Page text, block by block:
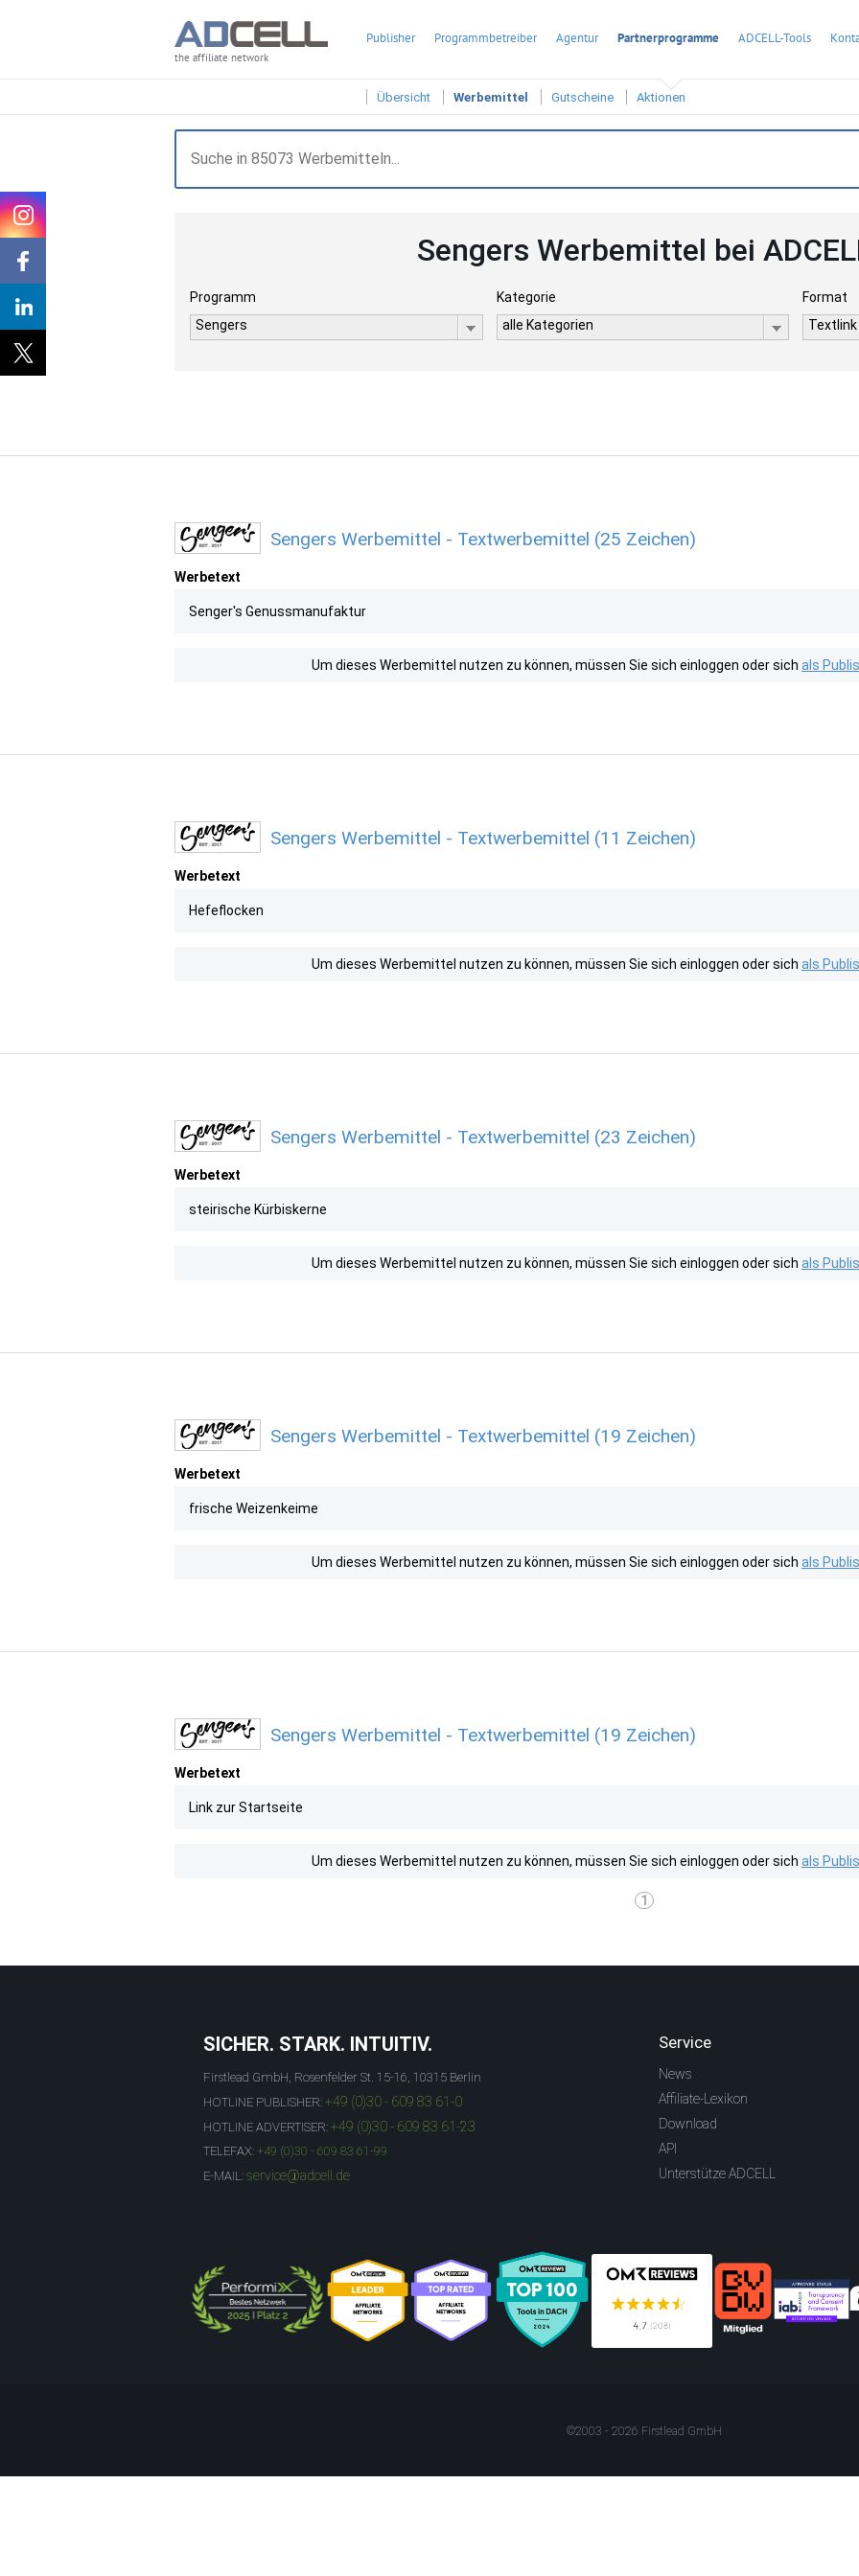
the affiliate network
Publisher Programmbetreiber Agentur Partnerprogramme ADCELL-Tools
Übersicht Werbemittel Gutscheine Aktionen
Sengers Werbemittel bei
Programm
Sengers
Kategorie
alle Kategorien
Format
Textlink
Sengers Werbemittel - Textwerbemittel (25 Zeichen)
Werbetext
Senger's Genussmanufaktur
Um dieses Werbemittel nutzen zu können, müssen Sie sich einloggen oder sich als
Sengers Werbemittel - Textwerbemittel (11 Zeichen)
Werbetext
Hefeflocken
Um dieses Werbemittel nutzen zu können, müssen Sie sich einloggen oder sich als
Sengers Werbemittel - Textwerbemittel (23 Zeichen)
Werbetext
steirische Kürbiskerne
Um dieses Werbemittel nutzen zu können, müssen Sie sich einloggen oder sich als
Sengers Werbemittel - Textwerbemittel (19 Zeichen)
Werbetext
frische Weizenkeime
Um dieses Werbemittel nutzen zu können, müssen Sie sich einloggen oder sich als
Sengers Werbemittel - Textwerbemittel (19 Zeichen)
Werbetext
Link zur Startseite
Um dieses Werbemittel nutzen zu können, müssen Sie sich einloggen oder sich als
1
SICHER. STARK. INTUITIV.
Firstlead GmbH, Rosenfelder St. 15-16, 10315 Berlin
HOTLINE PUBLISHER: +49 (0)30 - 609 83 61-0
HOTLINE ADVERTISER: +49 (0)30 - 609 83 61-23
TELEFAX: +49 (0)30 - 609 83 61-99
E-MAIL: service@adcell.de
Service
News
Affiliate-Lexikon
Download
API
Unterstütze ADCELL
©2003 - 2026 Firstlead GmbH